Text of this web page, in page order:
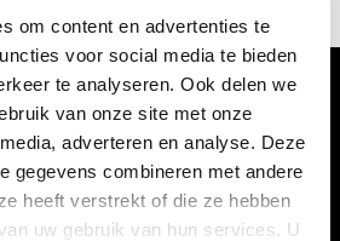
om content en advertenties te
voor social media te bieden
te analyseren. Ook delen we
van onze site met onze
adverteren en analyse. Deze
gegevens combineren met andere
heeft verstrekt of die ze hebben
uw gebruik van hun services. U